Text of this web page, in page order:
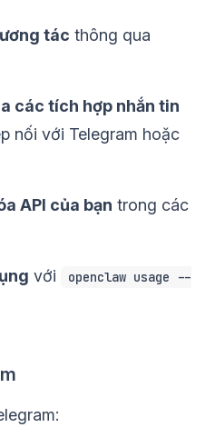
tác thông qua
các tích hợp nhắn tin
nối với Telegram hoặc
API của bạn trong các
với
openclaw usage --